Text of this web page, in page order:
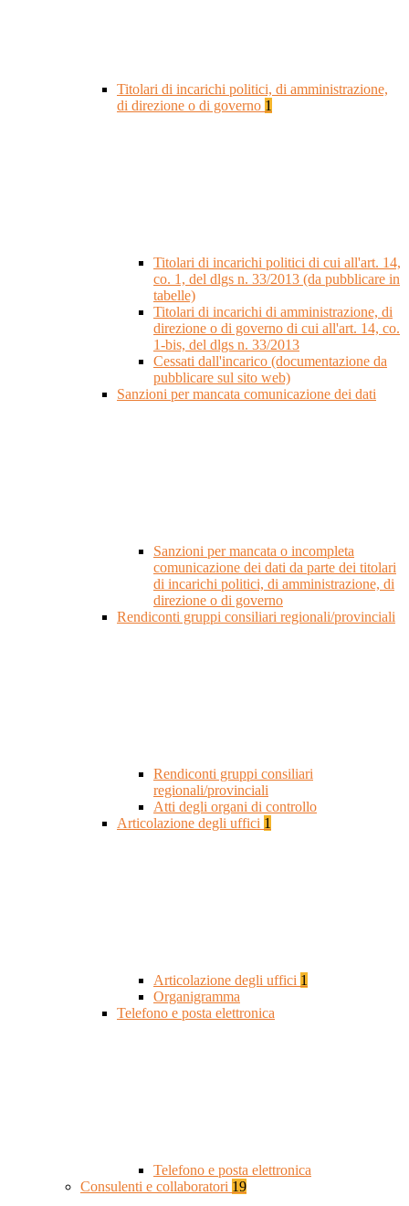
Titolari di incarichi politici, di amministrazione,
di direzione o di governo 1
Titolari di incarichi politici di cui all'art. 14,
co. 1, del dlgs n. 33/2013 (da pubblicare in
tabelle)
Titolari di incarichi di amministrazione, di
direzione o di governo di cui all'art. 14, co.
1-bis, del dlgs n. 33/2013
Cessati dall'incarico (documentazione da
pubblicare sul sito web)
Sanzioni per mancata comunicazione dei dati
Sanzioni per mancata o incompleta
comunicazione dei dati da parte dei titolari
di incarichi politici, di amministrazione, di
direzione o di governo
Rendiconti gruppi consiliari regionali/provinciali
Rendiconti gruppi consiliari
regionali/provinciali
Atti degli organi di controllo
Articolazione degli uffici 1
Articolazione degli uffici 1
Organigramma
Telefono e posta elettronica
Telefono e posta elettronica
Consulenti e collaboratori 19